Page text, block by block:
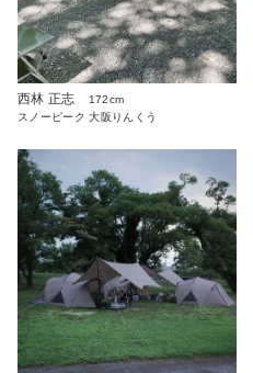
西林 正志
172cm
スノーピーク 大阪りんくう